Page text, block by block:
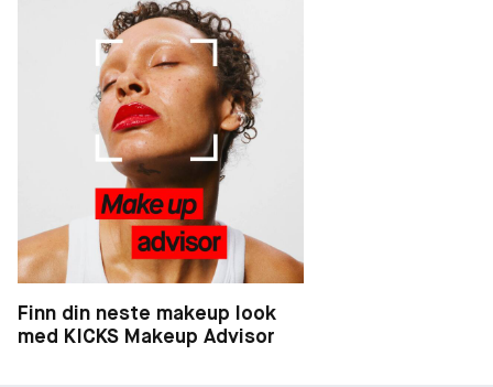
Finn din neste makeup look
med KICKS Makeup Advisor